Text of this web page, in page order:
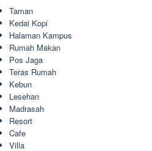
Taman
Kedai Kopi
Halaman Kampus
Rumah Makan
Pos Jaga
Teras Rumah
Kebun
Lesehan
Madrasah
Resort
Cafe
Villa